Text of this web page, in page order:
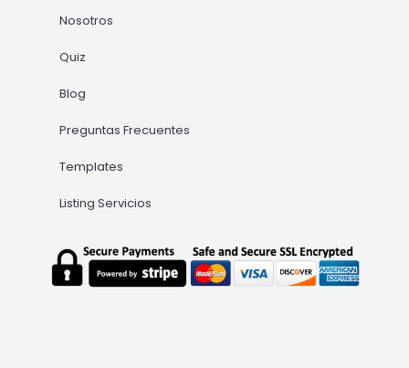
Nosotros
Quiz
Blog
Preguntas Frecuentes
Templates
Listing Servicios